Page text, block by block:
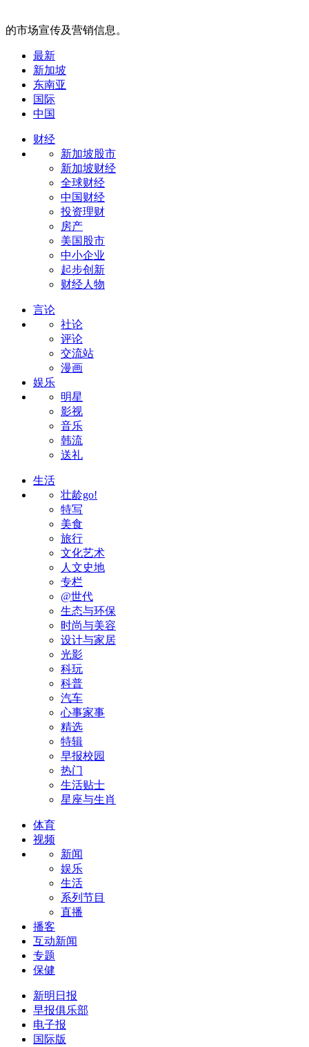
的市场宣传及营销信息。
最新
新加坡
东南亚
国际
中国
财经
新加坡股市
新加坡财经
全球财经
中国财经
投资理财
房产
美国股市
中小企业
起步创新
财经人物
言论
社论
评论
交流站
漫画
娱乐
明星
影视
音乐
韩流
送礼
生活
壮龄go!
特写
美食
旅行
文化艺术
人文史地
专栏
@世代
生态与环保
时尚与美容
设计与家居
光影
科玩
科普
汽车
心事家事
精选
特辑
早报校园
热门
生活贴士
星座与生肖
体育
视频
新闻
娱乐
生活
系列节目
直播
播客
互动新闻
专题
保健
新明日报
早报俱乐部
电子报
国际版